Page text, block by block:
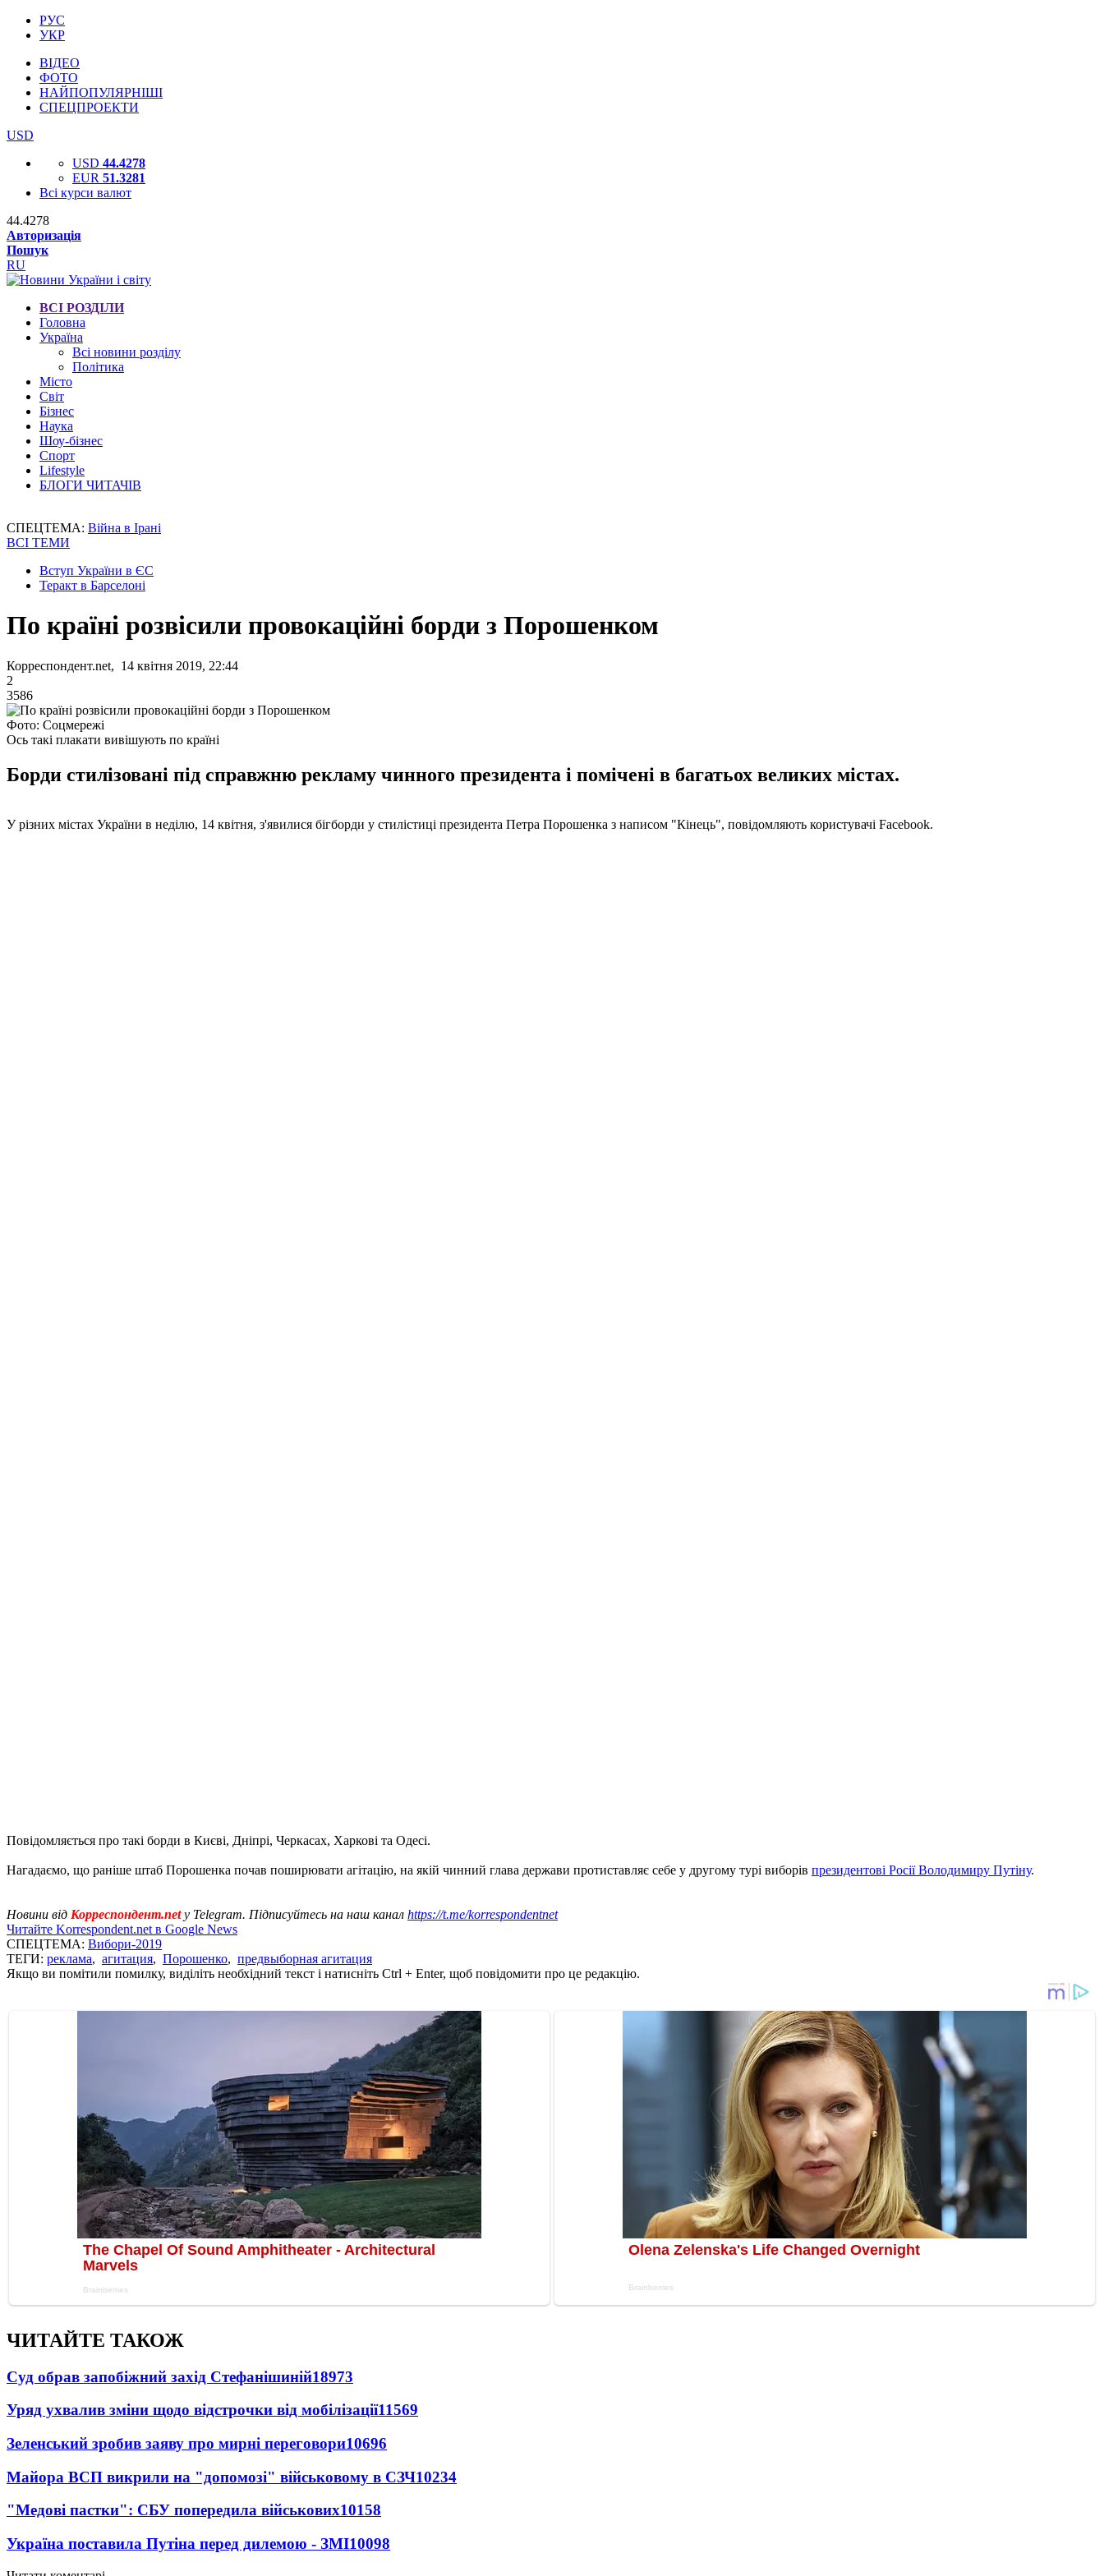
РУС
УКР
ВІДЕО
ФОТО
НАЙПОПУЛЯРНІШІ
СПЕЦПРОЕКТИ
USD
USD 44.4278
EUR 51.3281
Всі курси валют
44.4278
Авторизація
Пошук
RU
ВСІ РОЗДІЛИ
Головна
Україна
Всі новини розділу
Політика
Місто
Світ
Бізнес
Наука
Шоу-бізнес
Спорт
Lifestyle
БЛОГИ ЧИТАЧІВ
СПЕЦТЕМА: Війна в Ірані
ВСІ ТЕМИ
Вступ України в ЄС
Теракт в Барселоні
По країні розвісили провокаційні борди з Порошенком
Корреспондент.net, 14 квітня 2019, 22:44
2
3586
Фото: Соцмережі
Ось такі плакати вивішують по країні
Борди стилізовані під справжню рекламу чинного президента і помічені в багатьох великих містах.
У різних містах України в неділю, 14 квітня, з'явилися бігборди у стилістиці президента Петра Порошенка з написом "Кінець", повідомляють користувачі Facebook.
Повідомляється про такі борди в Києві, Дніпрі, Черкасах, Харкові та Одесі.
Нагадаємо, що раніше штаб Порошенка почав поширювати агітацію, на якій чинний глава держави протиставляє себе у другому турі виборів президентові Росії Володимиру Путіну.
Новини від Корреспондент.netу Telegram. Підписуйтесь на наш канал https://t.me/korrespondentnet
Читайте Korrespondent.net в Google News
СПЕЦТЕМА: Вибори-2019
ТЕГИ: реклама, агитация, Порошенко, предвыборная агитация
Якщо ви помітили помилку, виділіть необхідний текст і натисніть Ctrl + Enter, щоб повідомити про це редакцію.
ЧИТАЙТЕ ТАКОЖ
Суд обрав запобіжний захід Стефанішиній18973
Уряд ухвалив зміни щодо відстрочки від мобілізації11569
Зеленський зробив заяву про мирні переговори10696
Майора ВСП викрили на "допомозі" військовому в СЗЧ10234
"Медові пастки": СБУ попередила військових10158
Україна поставила Путіна перед дилемою - ЗМІ10098